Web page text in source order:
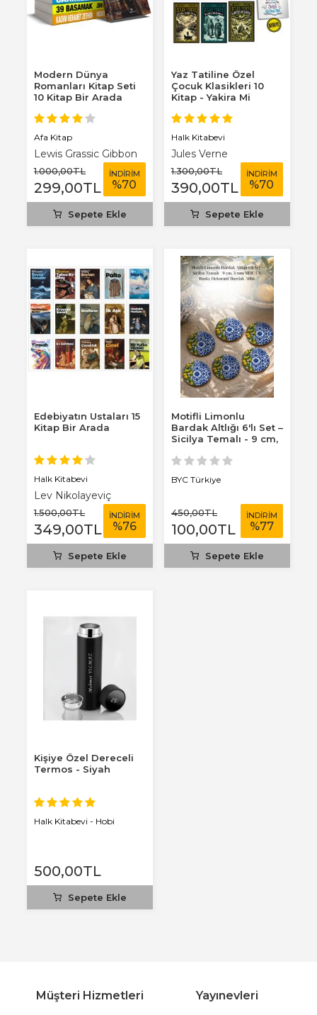
Modern Dünya
Romanları Kitap Seti
10 Kitap Bir Arada
Afa Kitap
Lewis Grassic Gibbon
1.000,00TL
299,00TL
İNDİRİM
%70
Sepete Ekle
Yaz Tatiline Özel
Çocuk Klasikleri 10
Kitap - Yakira Mi
Halk Kitabevi
Jules Verne
1.300,00TL
390,00TL
İNDİRİM
%70
Sepete Ekle
Edebiyatın Ustaları 15
Kitap Bir Arada
Halk Kitabevi
Lev Nikolayeviç
Tolstoy
1.500,00TL
349,00TL
İNDİRİM
%76
Sepete Ekle
Motifli Limonlu
Bardak Altlığı 6'lı Set –
Sicilya Temalı - 9 cm,
BYC Türkiye
450,00TL
100,00TL
İNDİRİM
%77
Sepete Ekle
Kişiye Özel Dereceli
Termos - Siyah
Halk Kitabevi - Hobi
500,00TL
Sepete Ekle
Müşteri Hizmetleri Yayınevleri